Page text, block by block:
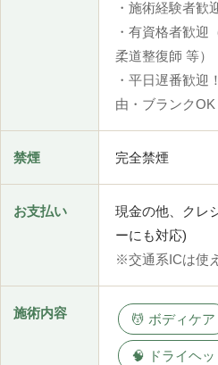
・施術経験者歓
・有資格者歓迎
柔道整復師 等）
・平日遅番歓迎
由・ブランクOK
禁煙 完全禁煙
お支払い
現金の他、クレ
ーにも対応)
※交通系ICは使
施術内容 💆 ボディケア
🧠 ドライヘ